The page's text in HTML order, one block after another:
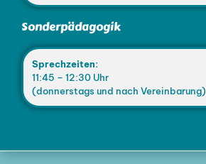
Sonderpädagogik
Sprechzeiten:
11:45 – 12:30 Uhr
(donnerstags und nach Vereinbarung)